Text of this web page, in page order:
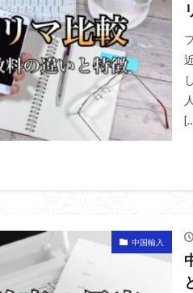
中国輸入